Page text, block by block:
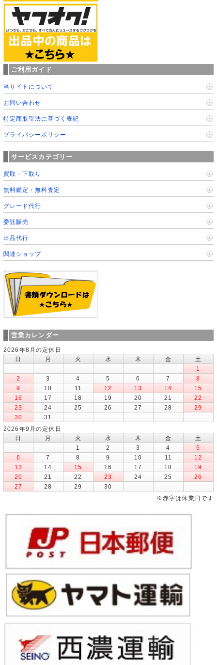
ご利用ガイド
当サイトについて
お問い合わせ
特定商取引法に基づく表記
プライバシーポリシー
サービスカテゴリー
買取・下取り
無料鑑定・無料査定
グレード代行
委託販売
出品代行
関連ショップ
営業カレンダー
2026年8月の定休日
日
月 火 水 木 金
土
1
2
3 4 5 6 7
8
9
10 11 12 13 14
15
16
17 18 19 20 21
22
23
24 25 26 27 28
29
30
31
2026年9月の定休日
日
月 火 水 木 金
土
1
2 3 4
5
6
7 8 9 10 11
12
13
14 15 16 17 18
19
20
21 22 23 24 25
26
27
28 29
30
※赤字は休業日です